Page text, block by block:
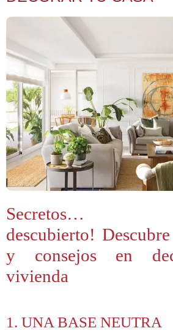
descubierto!
y consejos en
vivienda
1. UNA BASE NEUTRA